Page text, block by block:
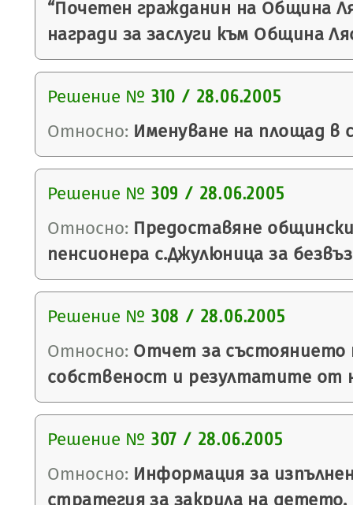
“Почетен гражданин на Община
награди за заслуги към Община
Решение № 310 / 28.06.2005
Относно: Именуване на площад в
Решение № 309 / 28.06.2005
Относно: Предоставяне
пенсионера с.Джулюница за
Решение № 308 / 28.06.2005
Относно: Отчет за състоянието
собственост и резултатите от
Решение № 307 / 28.06.2005
Относно: Информация за
стратегия за закрила на детето.